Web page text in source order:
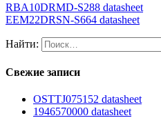
RBA10DRMD-S288 datasheet
EEM22DRSN-S664 datasheet
Найти:
Свежие записи
OSTTJ075152 datasheet
1946570000 datasheet